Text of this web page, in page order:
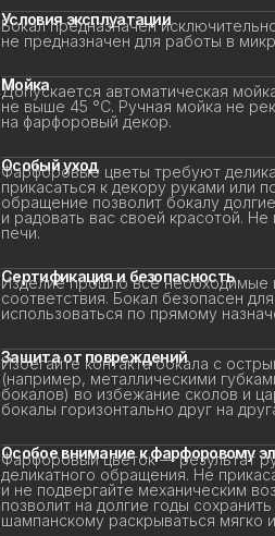
Условия эксплуатации
Бокал предназначен
не предназначен для работы в
Мойка
Допускается автоматическая
не выше 45 °C. Ручная мойка не
на фарфоровый декор.
Особый уход
Фарфоровые цветы требуют
прикасаться к декору руками или
обращение позволит бокалу
и радовать вас своей красотой. Не
печи.
Сертификация и безопасность
Изделие прошло все необходимые
соответствия. Бокал безопасен
использоваться по прямому
Защита от повреждений
Избегайте контакта бокала с
(например, металлическими
бокалов) во избежание сколов и
бокалы горизонтально друг на друга.
Особое внимание к фарфоровому
Фарфоровый цветок — результат
деликатного обращения. Не
и не подвергайте механическим
позволит на долгие годы
шампанскому раскрываться мягко и